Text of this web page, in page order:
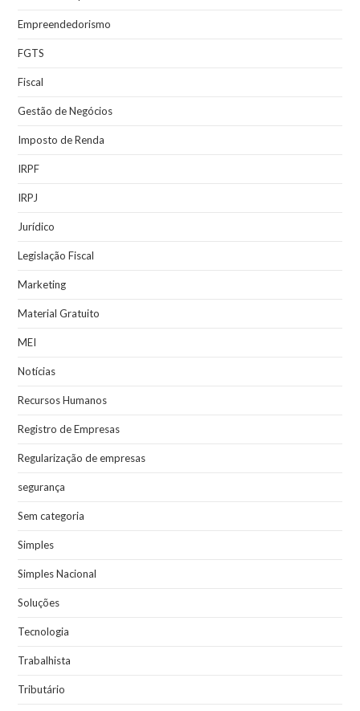
Empreendedorismo
FGTS
Fiscal
Gestão de Negócios
Imposto de Renda
IRPF
IRPJ
Jurídico
Legislação Fiscal
Marketing
Material Gratuito
MEI
Notícias
Recursos Humanos
Registro de Empresas
Regularização de empresas
segurança
Sem categoria
Simples
Simples Nacional
Soluções
Tecnologia
Trabalhista
Tributário